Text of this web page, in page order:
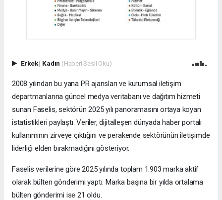
Erkek| Kadın (Haberi Sesli Oku)
2008 yılından bu yana PR ajansları ve kurumsal iletişim
departmanlarına güncel medya veritabanı ve dağıtım hizmeti
sunan Faselis, sektörün 2025 yılı panoramasını ortaya koyan
istatistikleri paylaştı. Veriler, dijitalleşen dünyada haber portalı
kullanımının zirveye çıktığını ve perakende sektörünün iletişimde
liderliği elden bırakmadığını gösteriyor.
Faselis verilerine göre 2025 yılında toplam 1.903 marka aktif
olarak bülten gönderimi yaptı. Marka başına bir yılda ortalama
bülten gönderimi ise 21 oldu.